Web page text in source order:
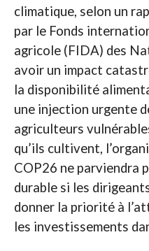
climatique, selon un
par le Fonds
agricole (FIDA) des
avoir un impact
la disponibilité
une injection urgente
agriculteurs
qu’ils cultivent,
COP26 ne parviendra
durable si les
donner la priorité à
les investissements